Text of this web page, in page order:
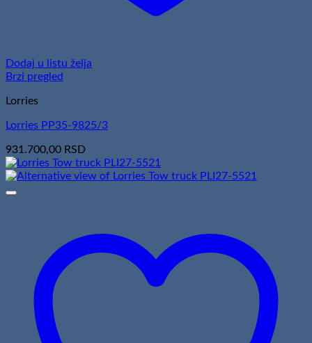
Dodaj u listu želja
Brzi pregled
Lorries
Lorries PP35-9825/3
931.700,00 RSD